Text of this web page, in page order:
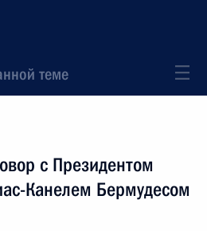
теме
с Президентом
Канелем Бермудесом